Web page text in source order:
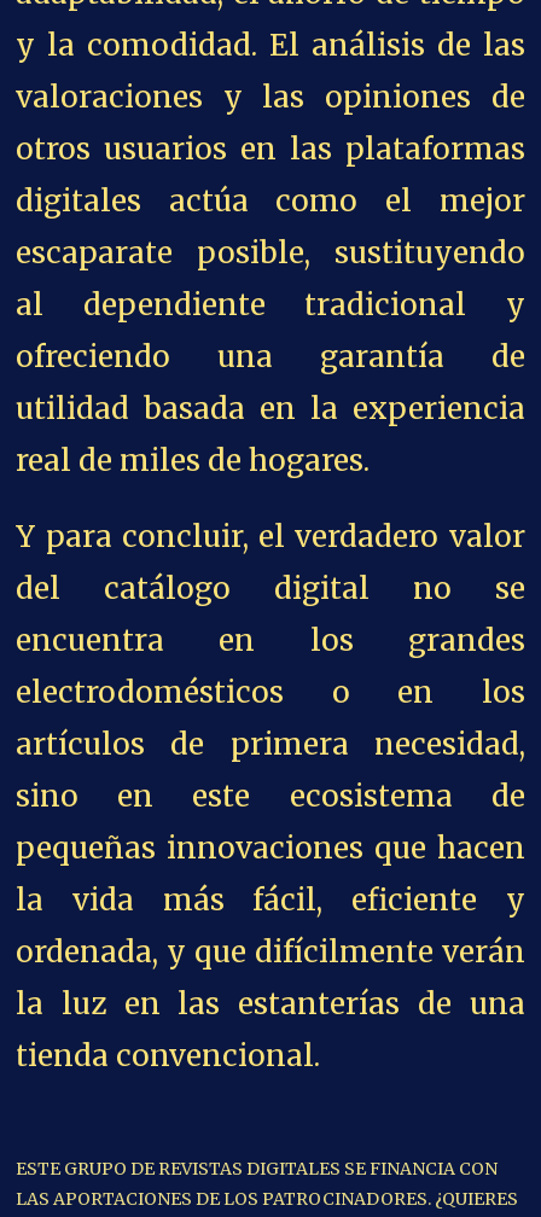
y la comodidad. El análisis de las
valoraciones y las opiniones de
otros usuarios en las plataformas
digitales actúa como el mejor
escaparate posible, sustituyendo
al dependiente tradicional y
ofreciendo una garantía de
utilidad basada en la experiencia
real de miles de hogares.
Y para concluir, el verdadero valor
del catálogo digital no se
encuentra en los grandes
electrodomésticos o en los
artículos de primera necesidad,
sino en este ecosistema de
pequeñas innovaciones que hacen
la vida más fácil, eficiente y
ordenada, y que difícilmente verán
la luz en las estanterías de una
tienda convencional.
ESTE GRUPO DE REVISTAS DIGITALES SE FINANCIA CON
LAS APORTACIONES DE LOS PATROCINADORES. ¿QUIERES